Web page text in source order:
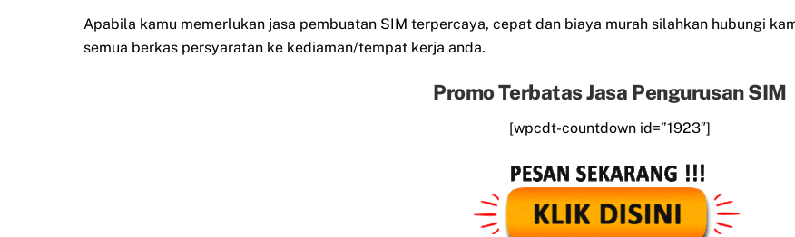
Apabila kamu memerlukan jasa pembuatan SIM terpercaya, cepat dan biaya murah silahkan hubungi
semua berkas persyaratan ke kediaman/tempat kerja anda.
Promo Terbatas Jasa Pengurusan SIM
[wpcdt-countdown id=”1923″]